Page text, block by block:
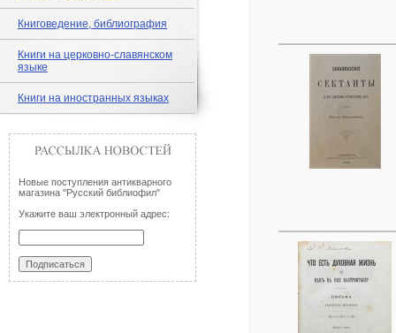
Книговедение, библиография
Книги на церковно-славянском
языке
Книги на иностранных языках
Новые поступления антикварного
магазина "Русский библиофил"
Укажите ваш электронный адрес: